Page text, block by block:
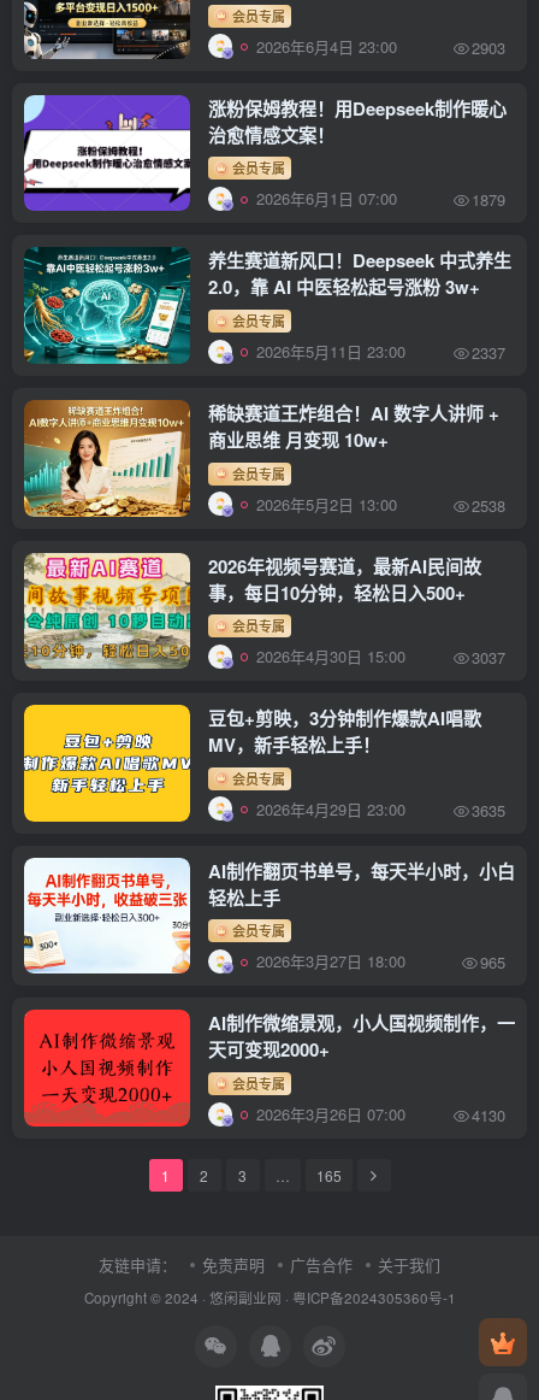
日入1500+
会员专属
2026年6月4日 23:00 2903
涨粉保姆教程！用Deepseek制作暖心
治愈情感文案！
会员专属
2026年6月1日 07:00 1879
养生赛道新风口！Deepseek 中式养生
2.0，靠 AI 中医轻松起号涨粉 3w+
会员专属
2026年5月11日 23:00 2337
稀缺赛道王炸组合！AI 数字人讲师 +
商业思维 月变现 10w+
会员专属
2026年5月2日 13:00 2538
2026年视频号赛道，最新AI民间故
事，每日10分钟，轻松日入500+
会员专属
2026年4月30日 15:00 3037
豆包+剪映，3分钟制作爆款AI唱歌
MV，新手轻松上手！
会员专属
2026年4月29日 23:00 3635
AI制作翻页书单号，每天半小时，小白
轻松上手
会员专属
2026年3月27日 18:00 965
AI制作微缩景观，小人国视频制作，一
天可变现2000+
会员专属
2026年3月26日 07:00 4130
1 2 3 165
友链申请： 免责声明 广告合作 关于我们
Copyright © 2024 · 悠闲副业网 · 粤ICP备2024305360号-1